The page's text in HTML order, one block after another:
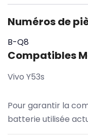
Numéros de
B-Q8
Compatibles
Vivo Y53s
Pour garantir la
batterie utilisée